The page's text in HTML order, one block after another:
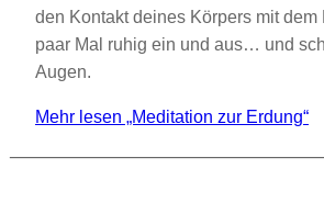
den Kontakt deines Körpers mit dem
paar Mal ruhig ein und aus… und
Augen.
Mehr lesen „Meditation zur Erdung“